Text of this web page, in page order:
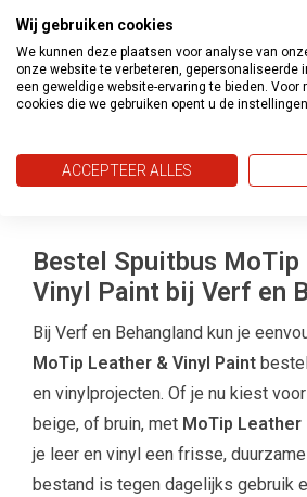
een egale dekking zonder druipers.
Droogtijd
– Laat elke laag goed
instructies op de verpakking. Breng
meerdere dunne lagen aan voor
Afwerking– Na de laatste laag is
voor gebruik. De sneldrogende
Bestel Spuitbus MoTip
Vinyl Paint bij Verf en
Bij Verf en Behangland kun je
MoTip Leather & Vinyl Paint
en vinylprojecten. Of je nu kiest
beige, of bruin, met MoTip Leather
je leer en vinyl een frisse,
bestand is tegen dagelijks gebruik
Wij gebruiken cookies
We kunnen deze plaatsen voor analyse van
onze website te verbeteren, gepersonaliseerde
een geweldige website-ervaring te bieden. Voor
cookies die we gebruiken opent u de
ACCEPTEER ALLES